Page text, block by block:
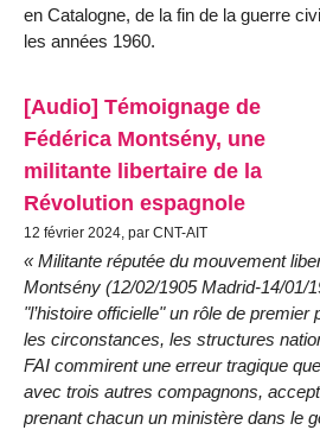
en Catalogne, de la fin de la guerre
les années 1960.
[Audio] Témoignage de
Fédérica Montsény, une
militante libertaire de la
Révolution espagnole
12 février 2024, par CNT-AIT
« Militante réputée du mouvement
Montsény (12/02/1905 Madrid-14/01/
"l’histoire officielle" un rôle de
les circonstances, les structures
FAI commirent une erreur tragique
avec trois autres compagnons,
prenant chacun un ministère dans le